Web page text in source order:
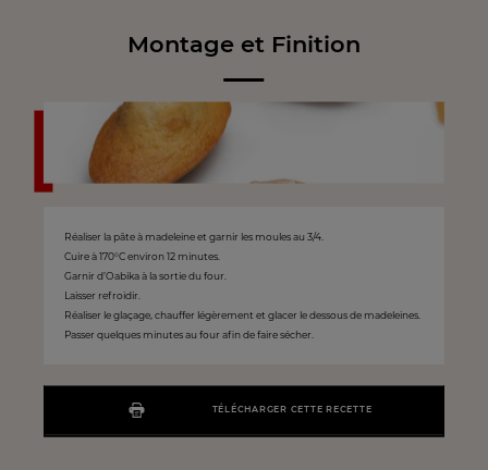
Montage et Finition
TÉLÉCHARGER CETTE RECETTE
Réaliser la pâte à madeleine et garnir les moules au 3/4.
Cuire à 170°C environ 12 minutes.
Garnir d’Oabika à la sortie du four.
Laisser refroidir.
Réaliser le glaçage, chauffer légèrement et glacer le dessous de madeleines.
Passer quelques minutes au four afin de faire sécher.